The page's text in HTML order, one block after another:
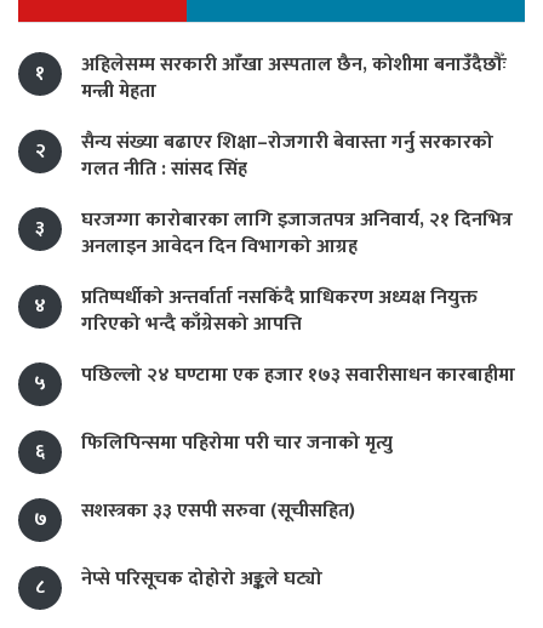
१
अहिलेसम्म सरकारी आँखा अस्पताल छैन, कोशीमा बनाउँदैछौँः
मन्त्री मेहता
२
सैन्य संख्या बढाएर शिक्षा–रोजगारी बेवास्ता गर्नु सरकारको
गलत नीति : सांसद सिंह
३
घरजग्गा कारोबारका लागि इजाजतपत्र अनिवार्य, २१ दिनभित्र
अनलाइन आवेदन दिन विभागको आग्रह
४
प्रतिष्पर्धीको अन्तर्वार्ता नसकिँदै प्राधिकरण अध्यक्ष नियुक्त
गरिएको भन्दै काँग्रेसको आपत्ति
५
पछिल्लो २४ घण्टामा एक हजार १७३ सवारीसाधन कारबाहीमा
६ फिलिपिन्समा पहिरोमा परी चार जनाको मृत्यु
७ सशस्त्रका ३३ एसपी सरुवा (सूचीसहित)
८ नेप्से परिसूचक दोहोरो अङ्कले घट्यो